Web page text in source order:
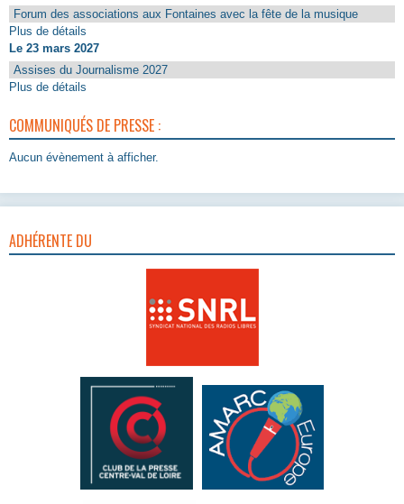
Forum des associations aux Fontaines avec la fête de la musique
Plus de détails
Le 23 mars 2027
Assises du Journalisme 2027
Plus de détails
COMMUNIQUÉS DE PRESSE :
Aucun évènement à afficher.
ADHÉRENTE DU